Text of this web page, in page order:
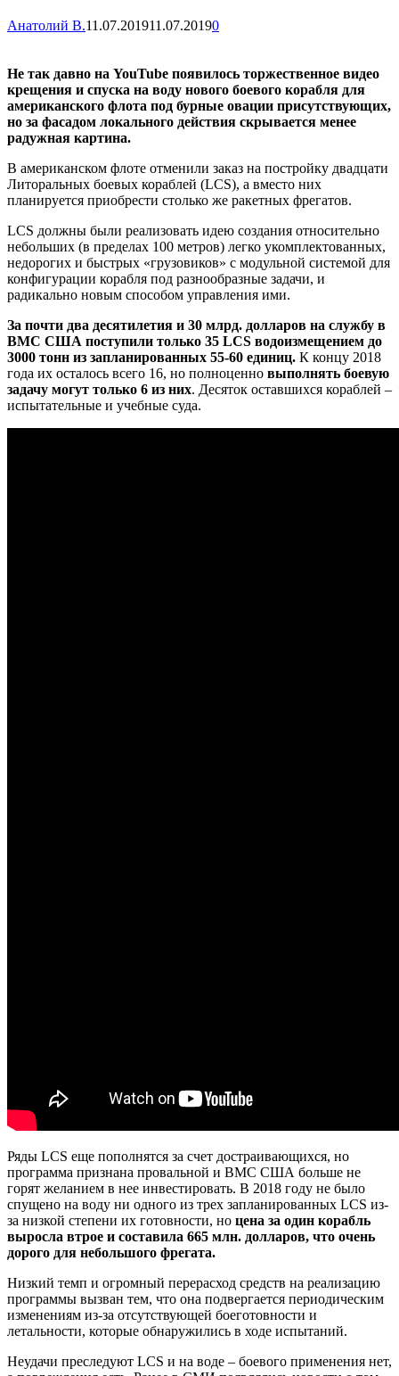
Анатолий В.11.07.201911.07.20190
Не так давно на YouTube появилось торжественное видео
крещения и спуска на воду нового боевого корабля для
американского флота под бурные овации присутствующих,
но за фасадом локального действия скрывается менее
радужная картина.
В американском флоте отменили заказ на постройку двадцати
Литоральных боевых кораблей (LCS), а вместо них
планируется приобрести столько же ракетных фрегатов.
LCS должны были реализовать идею создания относительно
небольших (в пределах 100 метров) легко укомплектованных,
недорогих и быстрых «грузовиков» с модульной системой для
конфигурации корабля под разнообразные задачи, и
радикально новым способом управления ими.
За почти два десятилетия и 30 млрд. долларов на службу в
ВМС США поступили только 35 LCS водоизмещением до
3000 тонн из запланированных 55-60 единиц. К концу 2018
года их осталось всего 16, но полноценно выполнять боевую
задачу могут только 6 из них. Десяток оставшихся кораблей –
испытательные и учебные суда.
Ряды LCS еще пополнятся за счет достраивающихся, но
программа признана провальной и ВМС США больше не
горят желанием в нее инвестировать. В 2018 году не было
спущено на воду ни одного из трех запланированных LCS из-
за низкой степени их готовности, но цена за один корабль
выросла втрое и составила 665 млн. долларов, что очень
дорого для небольшого фрегата.
Низкий темп и огромный перерасход средств на реализацию
программы вызван тем, что она подвергается периодическим
изменениям из-за отсутствующей боеготовности и
летальности, которые обнаружились в ходе испытаний.
Неудачи преследуют LCS и на воде – боевого применения нет,